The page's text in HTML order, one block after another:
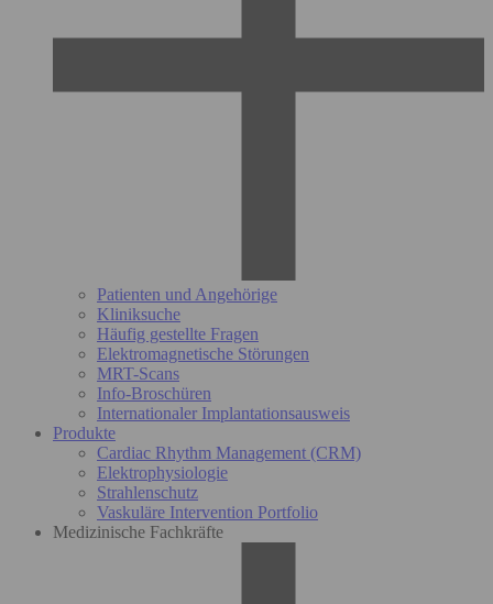
Patienten und Angehörige
Kliniksuche
Häufig gestellte Fragen
Elektromagnetische Störungen
MRT-Scans
Info-Broschüren
Internationaler Implantationsausweis
Produkte
Cardiac Rhythm Management (CRM)
Elektrophysiologie
Strahlenschutz
Vaskuläre Intervention Portfolio
Medizinische Fachkräfte